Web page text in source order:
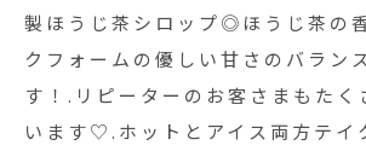
#ほうじ茶#takeout #テイクアウ
#instafood #cafe #カフェ #カフ
#haus_matsue #hausmatsue #松
カフェ#松江 #島根 #山陰#KINTO
製ほうじ茶シロップ◎ほうじ茶の
クフォームの優しい甘さのバラン
す！.リピーターのお客さまもたく
います♡.ホットとアイス両方テイ